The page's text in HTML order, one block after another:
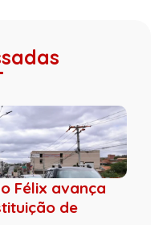
Félix avança
de